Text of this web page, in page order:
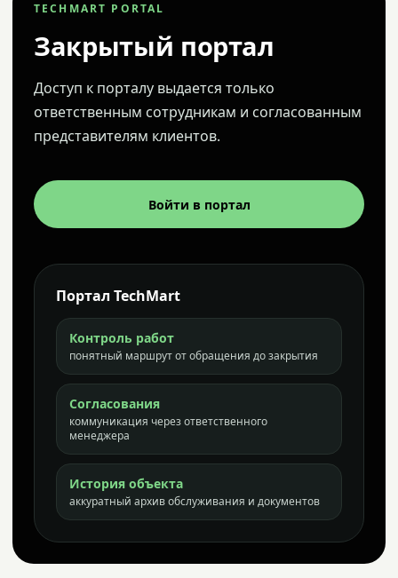
TECHMART PORTAL
Закрытый портал
Доступ к порталу выдается только
ответственным сотрудникам и согласованным
представителям клиентов.
Войти в портал
Портал TechMart
Контроль работ
понятный маршрут от обращения до закрытия
Согласования
коммуникация через ответственного
менеджера
История объекта
аккуратный архив обслуживания и документов